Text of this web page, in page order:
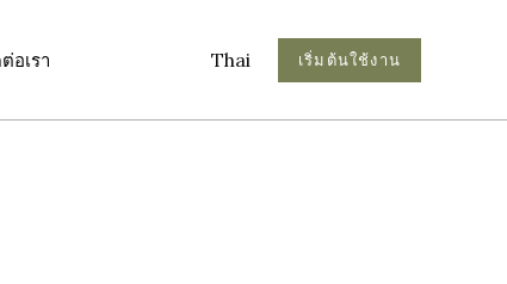
อเรา Thai เริ่มต้นใช้งาน